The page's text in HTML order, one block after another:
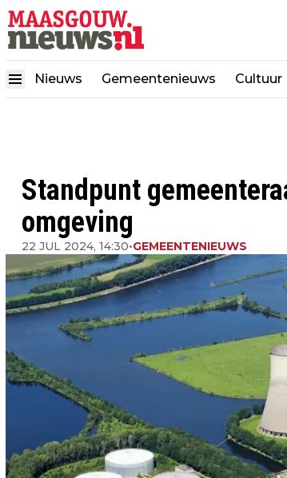
Nieuws Gemeentenieuws Cultuur
Standpunt
omgeving
22 JUL 2024, 14:30•GEMEENTENIEUWS